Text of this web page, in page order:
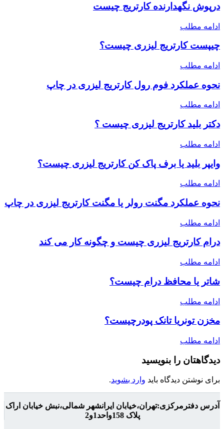
درپوش نگهدارنده کارتریج چیست
ادامه مطلب
چیپست کارتریج لیزری چیست؟
ادامه مطلب
نحوه عملکرد فوم رول کارتریج لیزری در چاپ
ادامه مطلب
دکتر بلید کارتریج لیزری چیست ؟
ادامه مطلب
وایپر بلید یا برف پاک کن کارتریج لیزری چیست؟
ادامه مطلب
نحوه عملکرد مگنت رولر یا مگنت کارتریج لیزری در چاپ
ادامه مطلب
درام کارتریج لیزری چیست و چگونه کار می کند
ادامه مطلب
شاتر یا محافظ درام چیست؟
ادامه مطلب
مخزن تونریا تانک پودرچیست؟
ادامه مطلب
دیدگاهتان را بنویسید
برای نوشتن دیدگاه باید وارد بشوید.
آدرس دفترمرکزی:تهران،خیابان ایرانشهر شمالی،نبش خیابان اراک
پلاک 158واحد1و2